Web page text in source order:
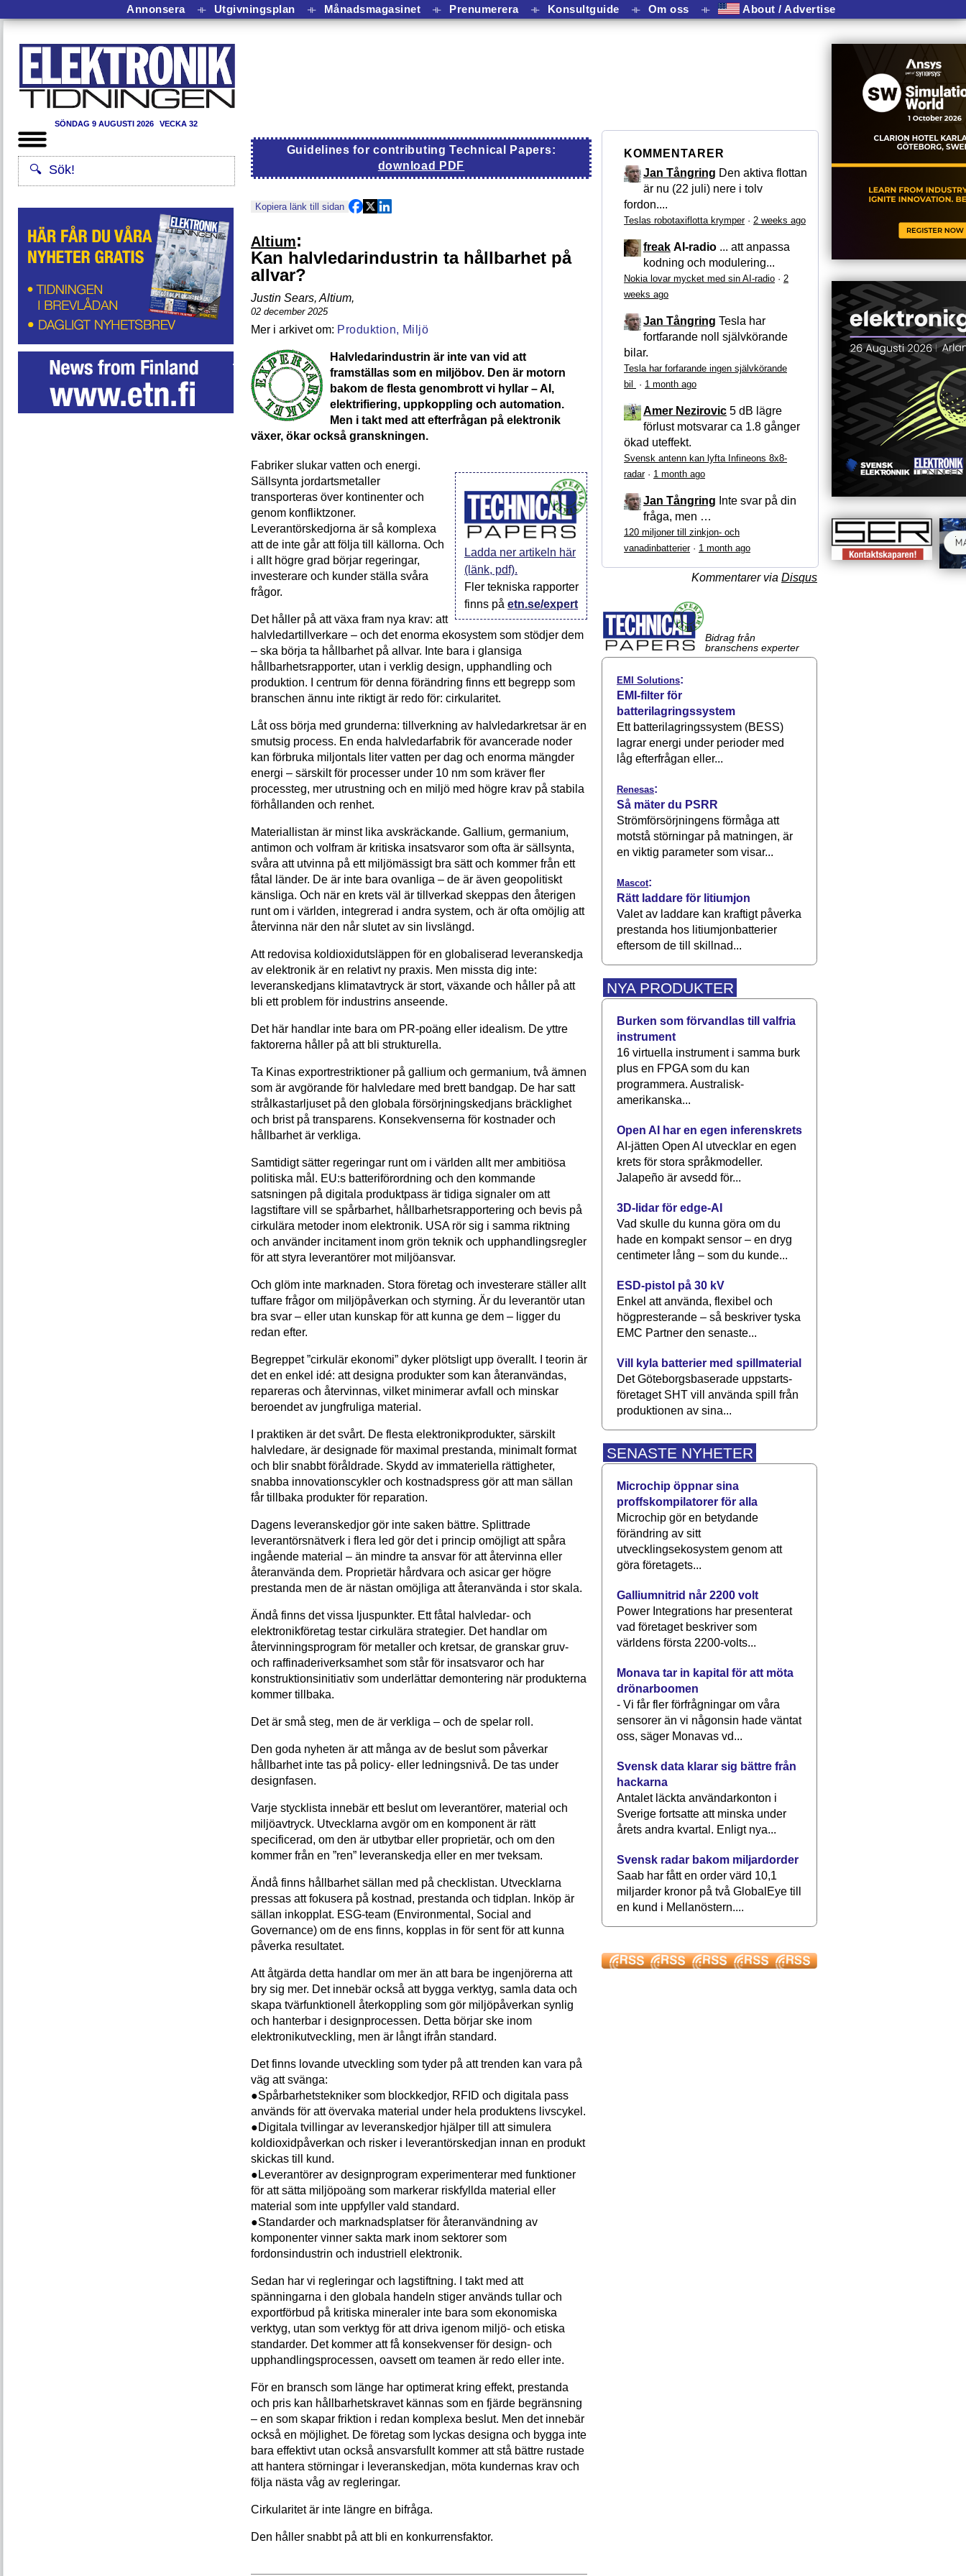
Annonsera ⟛ Utgivningsplan ⟛ Månadsmagasinet ⟛ Prenumerera ⟛ Konsultguide ⟛ Om oss ⟛ About / Advertise
SÖNDAG 9 AUGUSTI 2026 VECKA 32
Guidelines for contributing Technical Papers:
download PDF
Kopiera länk till sidan
Altium:
Kan halvledarindustrin ta hållbarhet på
allvar?
Justin Sears, Altium,
02 december 2025
Produktion, Miljö
Halvledarindustrin är inte van vid att
framställas som en miljöbov. Den är motorn
bakom de flesta genombrott vi hyllar – AI,
elektrifiering, uppkoppling och automation.
Men i takt med att efterfrågan på elektronik
växer, ökar också granskningen.
Ladda ner artikeln här
(länk, pdf).
Fler tekniska rapporter
finns på etn.se/expert
Fabriker slukar vatten och energi.
Sällsynta jordartsmetaller
transporteras över kontinenter och
genom konfliktzoner.
Leverantörskedjorna är så komplexa
att de inte går att följa till källorna. Och
i allt högre grad börjar regeringar,
investerare och kunder ställa svåra
frågor.
Det håller på att växa fram nya krav: att
halvledartillverkare – och det enorma ekosystem som stödjer dem
– ska börja ta hållbarhet på allvar. Inte bara i glansiga
hållbarhetsrapporter, utan i verklig design, upphandling och
produktion. I centrum för denna förändring finns ett begrepp som
branschen ännu inte riktigt är redo för: cirkularitet.
Låt oss börja med grunderna: tillverkning av halvledarkretsar är en
smutsig process. En enda halvledarfabrik för avancerade noder
kan förbruka miljontals liter vatten per dag och enorma mängder
energi – särskilt för processer under 10 nm som kräver fler
processteg, mer utrustning och en miljö med högre krav på stabila
förhållanden och renhet.
Materiallistan är minst lika avskräckande. Gallium, germanium,
antimon och volfram är kritiska insatsvaror som ofta är sällsynta,
svåra att utvinna på ett miljömässigt bra sätt och kommer från ett
fåtal länder. De är inte bara ovanliga – de är även geopolitiskt
känsliga. Och när en krets väl är tillverkad skeppas den återigen
runt om i världen, integrerad i andra system, och är ofta omöjlig att
återvinna när den når slutet av sin livslängd.
Att redovisa koldioxidutsläppen för en globaliserad leveranskedja
av elektronik är en relativt ny praxis. Men missta dig inte:
leveranskedjans klimatavtryck är stort, ­växande och håller på att
bli ett problem för ­industrins anseende.
Det här handlar inte bara om PR-poäng ­eller idealism. De yttre
faktorerna håller på att bli strukturella.
Ta Kinas exportrestriktioner på gallium och germanium, två ämnen
som är avgörande för halvledare med brett bandgap. De har satt
strålkastarljuset på den globala försörjningskedjans bräcklighet
och brist på transparens. Konsekvenserna för kostnader och
hållbarhet är verkliga.
Samtidigt sätter regeringar runt om i världen allt mer ambitiösa
politiska mål. EU:s batteriförordning och den kommande
satsningen på digitala produktpass är tidiga signaler om att
lagstiftare vill se spårbarhet, hållbarhetsrapportering och bevis på
cirkulära metoder inom elektronik. USA rör sig i samma riktning
och använder incitament inom grön teknik och upphandlingsregler
för att styra leverantörer mot miljöansvar.
Och glöm inte marknaden. Stora företag och investerare ställer allt
tuffare frågor om miljöpåverkan och styrning. Är du leverantör utan
bra svar – eller utan kunskap för att kunna ge dem – ligger du
redan efter.
Begreppet ”cirkulär ekonomi” dyker plötsligt upp överallt. I teorin är
det en enkel idé: att designa produkter som kan återanvändas,
repareras och återvinnas, vilket minimerar avfall och minskar
beroendet av jungfruliga material.
I praktiken är det svårt. De flesta elektronikprodukter, särskilt
halvledare, är designade för maximal prestanda, minimalt format
och blir snabbt föråldrade. Skydd av immateriella rättigheter,
snabba innovationscykler och kostnadspress gör att man sällan
får tillbaka produkter för reparation.
Dagens leveranskedjor gör inte saken bättre. Splittrade
leverantörsnätverk i flera led gör det i princip omöjligt att spåra
ingående material – än mindre ta ansvar för att återvinna eller
återanvända dem. Proprietär hårdvara och asicar ger högre
prestanda men de är nästan omöjliga att återanvända i stor skala.
Ändå finns det vissa ljuspunkter. Ett fåtal halvledar- och
elektronikföretag testar cirku­lära strategier. Det handlar om
återvinningsprogram för metaller och kretsar, de granskar gruv-
och raffinaderiverksamhet som står för insatsvaror och har
konstruktionsinitiativ som underlättar demontering när produkterna
kommer tillbaka.
Det är små steg, men de är verkliga – och de spelar roll.
Den goda nyheten är att många av de beslut som påverkar
hållbarhet inte tas på policy- eller ledningsnivå. De tas under
designfasen.
Varje stycklista innebär ett beslut om leverantörer, material och
miljöavtryck. Utvecklarna avgör om en komponent är rätt
specificerad, om den är utbytbar eller proprietär, och om den
kommer från en ”ren” leveranskedja eller en mer tveksam.
Ändå finns hållbarhet sällan med på checklistan. Utvecklarna
pressas att fokusera på kostnad, prestanda och tidplan. Inköp är
sällan inkopplat. ESG-team (Environmental, Social and
Governance) om de ens finns, kopplas in för sent för att kunna
påverka resultatet.
Att åtgärda detta handlar om mer än att bara be ingenjörerna att
bry sig mer. Det innebär också att bygga verktyg, samla data och
skapa tvärfunktionell återkoppling som gör miljöpåverkan synlig
och hanterbar i designprocessen. Detta börjar ske inom
elektronikutveckling, men är långt ifrån standard.
Det finns lovande utveckling som tyder på att trenden kan vara på
väg att svänga:
●Spårbarhetstekniker som blockkedjor, RFID och digitala pass
används för att övervaka material under hela produktens livscykel.
●Digitala tvillingar av leveranskedjor hjälper till att simulera
koldioxidpåverkan och risker i leverantörskedjan innan en produkt
skickas till kund.
●Leverantörer av designprogram experi­menterar med funktioner
för att sätta miljöpoäng som markerar riskfyllda material eller
material som inte uppfyller vald standard.
●Standarder och marknadsplatser för återanvändning av
komponenter vinner sakta mark inom sektorer som
fordonsindustrin och industriell elektronik.
Sedan har vi regleringar och lagstiftning. I takt med att
spänningarna i den globala handeln stiger används tullar och
exportförbud på kritiska mineraler inte bara som ekonomiska
verktyg, utan som verktyg för att driva igenom miljö- och etiska
standarder. Det kommer att få konsekvenser för design- och
upphandlingsprocessen, oavsett om teamen är redo eller inte.
För en bransch som länge har optimerat kring effekt, prestanda
och pris kan hållbarhetskravet kännas som en fjärde begränsning
– en som skapar friktion i redan komplexa beslut. Men det innebär
också en möjlighet. De företag som lyckas designa och bygga inte
bara effektivt utan också ansvarsfullt kommer att stå bättre rustade
att hantera störningar i leveranskedjan, möta kundernas krav och
följa nästa våg av regleringar.
Cirkularitet är inte längre en bifråga.
Den håller snabbt på att bli en konkurrensfaktor.
KOMMENTARER
Jan Tångring Den aktiva flottan
är nu (22 juli) nere i tolv
fordon....
Teslas robotaxiflotta krymper· 2 weeks ago
freak AI-radio ... att anpassa
kodning och modulering...
Nokia lovar mycket med sin AI-radio · 2
weeks ago
Jan Tångring Tesla har
fortfarande noll självkörande
bilar.
Tesla har forfarande ingen självkörande
bil
· 1 month ago
Amer Nezirovic 5 dB lägre
förlust motsvarar ca 1.8 gånger
ökad uteffekt.
Svensk antenn kan lyfta Infineons 8x8-
radar· 1 month ago
Jan Tångring Inte svar på din
fråga, men …
120 miljoner till zinkjon- och
vanadinbatterier· 1 month ago
Kommentarer via Disqus
Bidrag från
branschens experter
EMI Solutions:
EMI-filter för
batterilagringssystem
Ett batterilagringssystem (BESS)
lagrar energi under perioder med
låg efterfrågan eller...
Renesas:
Så mäter du PSRR
Strömförsörjningens förmåga att
motstå störningar på matningen, är
en viktig parameter som visar...
Mascot:
Rätt laddare för litiumjon
Valet av laddare kan kraftigt påverka
prestanda hos litiumjonbatterier
eftersom de till skillnad...
NYA PRODUKTER
Burken som förvandlas till valfria
instrument
16 virtuella instrument i samma burk
plus en FPGA som du kan
programmera. Australisk-
amerikanska...
Open AI har en egen inferenskrets
AI-jätten Open AI utvecklar en egen
krets för stora språkmodeller.
Jalapeño är avsedd för...
3D-lidar för edge-AI
Vad skulle du kunna göra om du
hade en kompakt sensor – en dryg
centimeter lång – som du kunde...
ESD-pistol på 30 kV
Enkel att använda, flexibel och
högpresterande – så beskriver tyska
EMC Partner den senaste...
Vill kyla batterier med spillmaterial
Det Göteborgsbaserade upp­starts­
företaget SHT vill använda spill från
produktionen av sina...
SENASTE NYHETER
Microchip öppnar sina
proffskompilatorer för alla
Microchip gör en betydande
förändring av sitt
utvecklingsekosystem genom att
göra företagets...
Galliumnitrid når 2200 volt
Power Integrations har presenterat
vad företaget beskriver som
världens första 2200-volts...
Monava tar in kapital för att möta
drönarboomen
- Vi får fler förfrågningar om våra
sensorer än vi någonsin hade väntat
oss, säger Monavas vd...
Svensk data klarar sig bättre från
hackarna
Antalet läckta användarkonton i
Sverige fortsatte att minska under
årets andra kvartal. Enligt nya...
Svensk radar bakom miljardorder
Saab har fått en order värd 10,1
miljarder kronor på två GlobalEye till
en kund i Mellanöstern....